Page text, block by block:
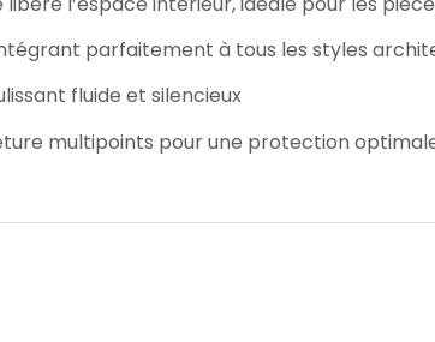
parfaitement à tous les styles
fluide et silencieux
multipoints pour une protection